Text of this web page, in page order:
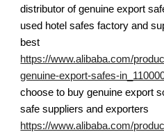
distributor of genuine export
used hotel safes factory and
best
https://www.alibaba.com/
genuine-export-safes-
choose to buy genuine export
safe suppliers and exporters
https://www.alibaba.com/